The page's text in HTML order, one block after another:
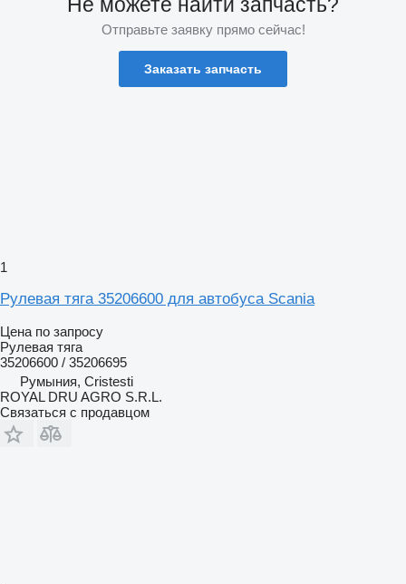
Не можете найти запчасть?
Отправьте заявку прямо сейчас!
Заказать запчасть
1
Рулевая тяга 35206600 для автобуса Scania
Цена по запросу
Рулевая тяга
35206600 / 35206695
Румыния, Cristesti
ROYAL DRU AGRO S.R.L.
Связаться с продавцом